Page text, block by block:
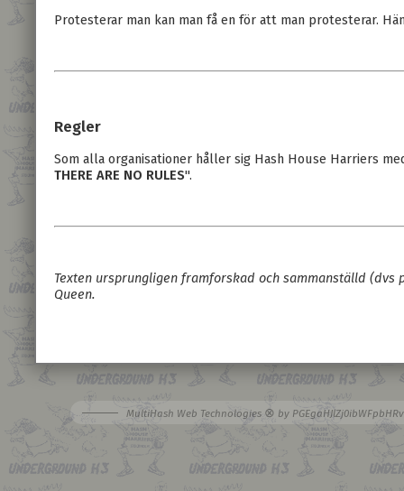
Protesterar man kan man få en för att man protesterar.
Regler
Som alla organisationer håller sig Hash House Harriers
THERE ARE NO RULES".
Texten ursprungligen framforskad och sammanställd
Queen.
MultiHash Web Technologies ⊗ by